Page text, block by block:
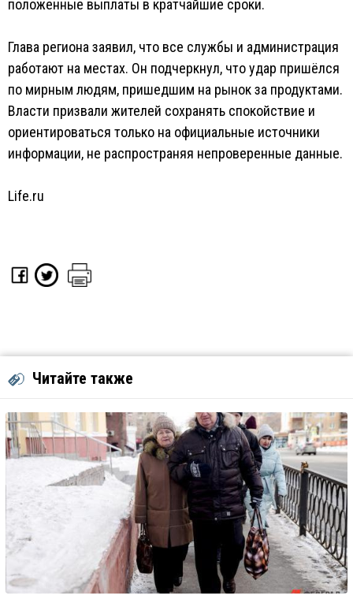
положенные выплаты в кратчайшие сроки.
Глава региона заявил, что все службы и администрация
работают на местах. Он подчеркнул, что удар пришёлся
по мирным людям, пришедшим на рынок за продуктами.
Власти призвали жителей сохранять спокойствие и
ориентироваться только на официальные источники
информации, не распространяя непроверенные данные.
Life.ru
Читайте также